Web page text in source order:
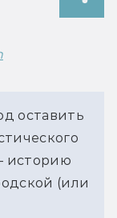
оставить
историю
(или